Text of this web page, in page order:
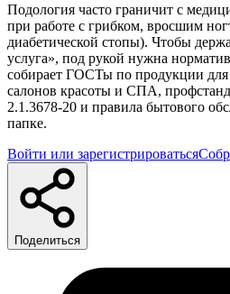
Подология часто граничит с
при работе с грибком, вросшим
диабетической стопы). Чтобы
услуга», под рукой нужна
собирает ГОСТы по продукции для
салонов красоты и СПА,
2.1.3678-20 и правила бытового
папке.
Войти или зарегистрироваться
Поделиться